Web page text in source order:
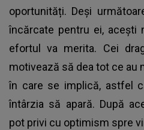
oportunități. Deși
încărcate pentru ei, acești
efortul va merita. Cei
motivează să dea tot ce au
în care se implică, astfel
întârzia să apară. După
pot privi cu optimism spre